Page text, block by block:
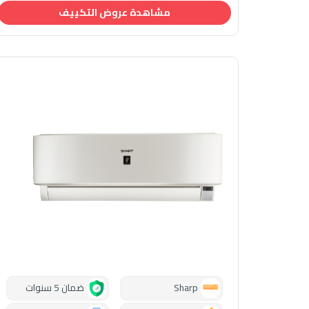
مشاهدة عروض التكييف
ضمان 5 سنوات